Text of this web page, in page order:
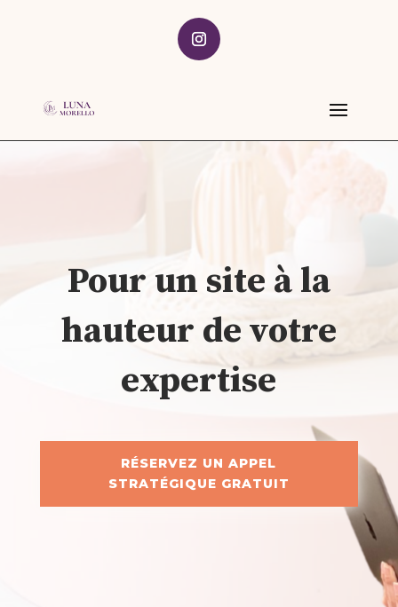
Pour un site à la
hauteur de votre
expertise
RÉSERVEZ UN APPEL
STRATÉGIQUE GRATUIT